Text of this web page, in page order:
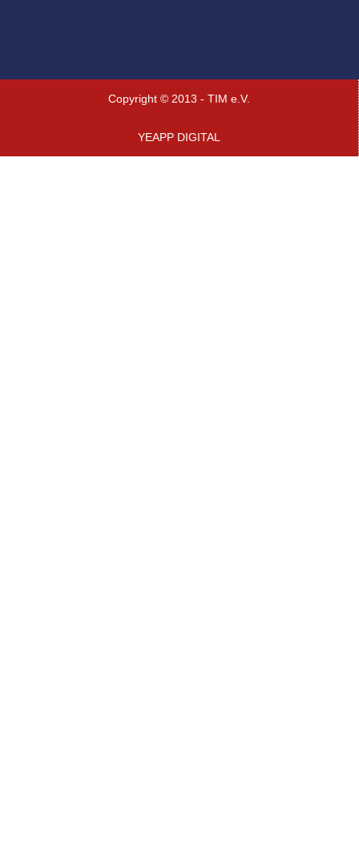
Copyright © 2013 - TIM e.V.
YEAPP DIGITAL